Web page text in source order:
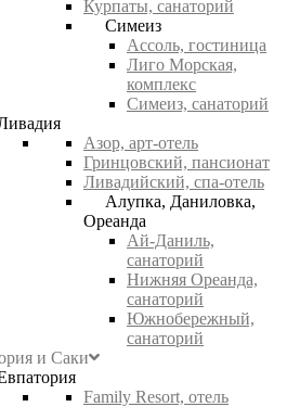
Курпаты, санаторий
Симеиз
Ассоль, гостиница
Лиго Морская,
комплекс
Симеиз, санаторий
Азор, арт-отель
Гринцовский, пансионат
Ливадийский, спа-отель
Алупка, Даниловка,
Ореанда
Ай-Даниль,
санаторий
Нижняя Ореанда,
санаторий
Южнобережный,
санаторий
и Саки
Family Resort, отель